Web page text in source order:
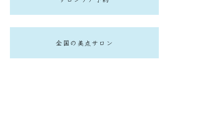
全国の美点サロン